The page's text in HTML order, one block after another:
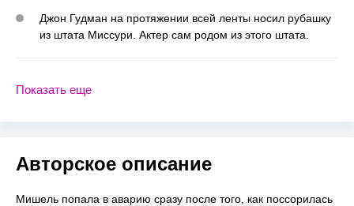
Джон Гудман на протяжении всей ленты носил рубашку
из штата Миссури. Актер сам родом из этого штата.
Показать еще
Авторское описание
Мишель попала в аварию сразу после того, как поссорилась